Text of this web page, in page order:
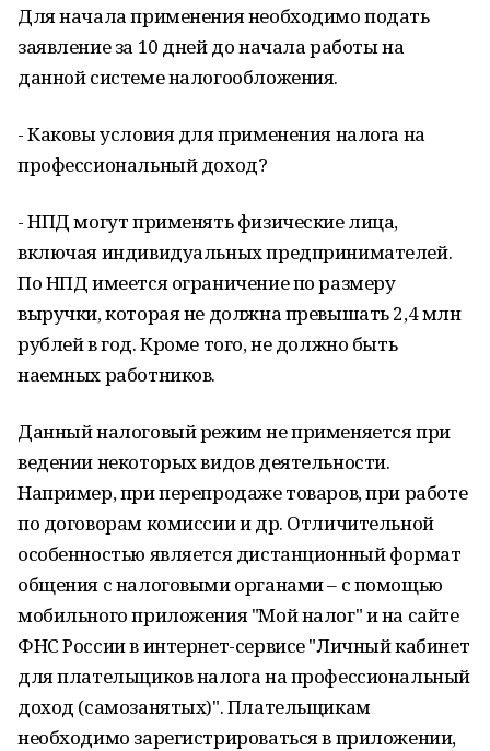
Для начала применения необходимо подать
заявление за 10 дней до начала работы на
данной системе налогообложения.
- Каковы условия для применения налога на
профессиональный доход?
- НПД могут применять физические лица,
включая индивидуальных предпринимателей.
По НПД имеется ограничение по размеру
выручки, которая не должна превышать 2,4 млн
рублей в год. Кроме того, не должно быть
наемных работников.
Данный налоговый режим не применяется при
ведении некоторых видов деятельности.
Например, при перепродаже товаров, при работе
по договорам комиссии и др. Отличительной
особенностью является дистанционный формат
общения с налоговыми органами – с помощью
мобильного приложения "Мой налог" и на сайте
ФНС России в интернет-сервисе "Личный кабинет
для плательщиков налога на профессиональный
доход (самозанятых)". Плательщикам
необходимо зарегистрироваться в приложении,